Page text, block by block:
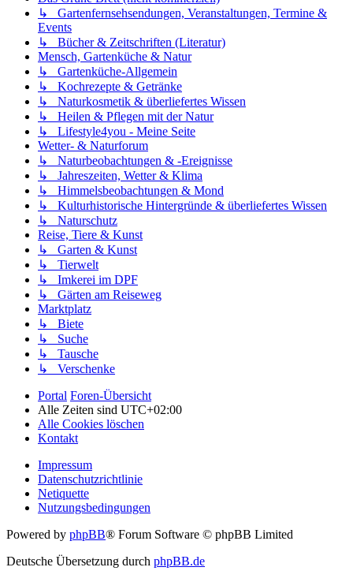
↳ Gartenfernsehsendungen, Veranstaltungen, Termine &
Events
↳ Bücher & Zeitschriften (Literatur)
Mensch, Gartenküche & Natur
↳ Gartenküche-Allgemein
↳ Kochrezepte & Getränke
↳ Naturkosmetik & überliefertes Wissen
↳ Heilen & Pflegen mit der Natur
↳ Lifestyle4you - Meine Seite
Wetter- & Naturforum
↳ Naturbeobachtungen & -Ereignisse
↳ Jahreszeiten, Wetter & Klima
↳ Himmelsbeobachtungen & Mond
↳ Kulturhistorische Hintergründe & überliefertes Wissen
↳ Naturschutz
Reise, Tiere & Kunst
↳ Garten & Kunst
↳ Tierwelt
↳ Imkerei im DPF
↳ Gärten am Reiseweg
Marktplatz
↳ Biete
↳ Suche
↳ Tausche
↳ Verschenke
Portal Foren-Übersicht
Alle Zeiten sind UTC+02:00
Alle Cookies löschen
Kontakt
Impressum
Datenschutzrichtlinie
Netiquette
Nutzungsbedingungen
Powered by phpBB® Forum Software © phpBB Limited
Deutsche Übersetzung durch phpBB.de